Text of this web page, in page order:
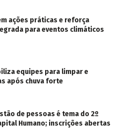
ações práticas e reforça
para eventos climáticos
equipes para limpar e
após chuva forte
de pessoas é tema do 2º
Humano; inscrições abertas